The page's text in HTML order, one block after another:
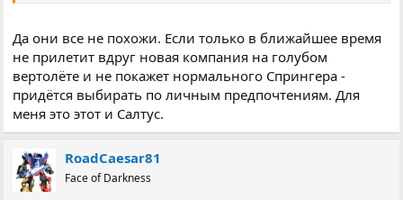
Да они все не похожи. Если только в ближайшее время
не прилетит вдруг новая компания на голубом
вертолёте и не покажет нормального Спрингера -
придётся выбирать по личным предпочтениям. Для
меня это этот и Салтус.
RoadCaesar81
Face of Darkness